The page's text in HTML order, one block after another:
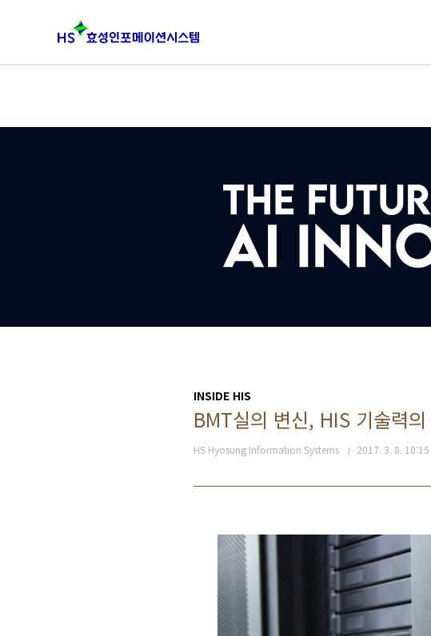
INSIDE HIS
BMT실의 변신, HIS 기술력
HS Hyosung Information Systems 2017. 3. 8. 10:15